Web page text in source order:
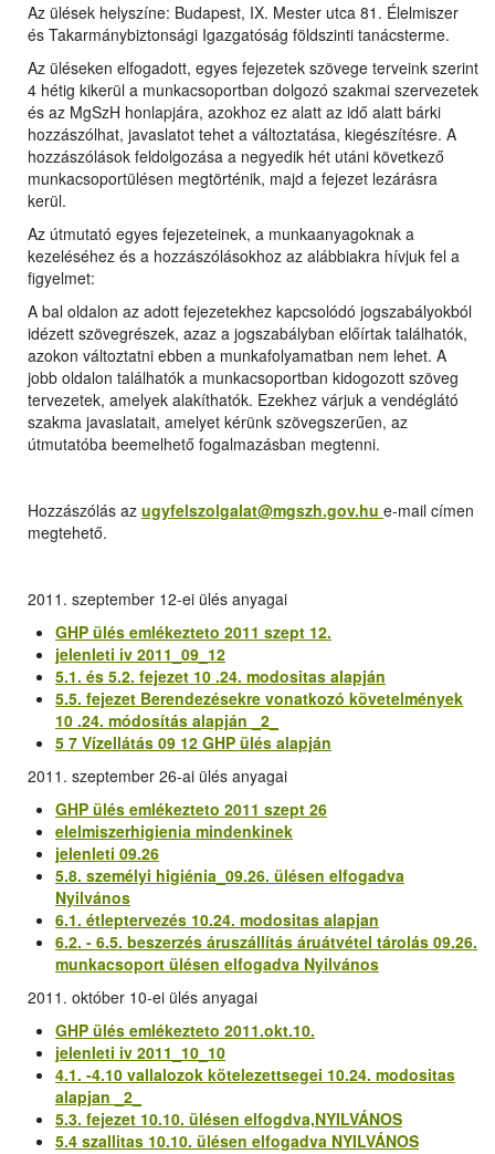
Az ülések helyszíne: Budapest, IX. Mester utca 81. Élelmiszer
és Takarmánybiztonsági Igazgatóság földszinti tanácsterme.
Az üléseken elfogadott, egyes fejezetek szövege terveink szerint
4 hétig kikerül a munkacsoportban dolgozó szakmai szervezetek
és az MgSzH honlapjára, azokhoz ez alatt az idő alatt bárki
hozzászólhat, javaslatot tehet a változtatása, kiegészítésre. A
hozzászólások feldolgozása a negyedik hét utáni következő
munkacsoportülésen megtörténik, majd a fejezet lezárásra
kerül.
Az útmutató egyes fejezeteinek, a munkaanyagoknak a
kezeléséhez és a hozzászólásokhoz az alábbiakra hívjuk fel a
figyelmet:
A bal oldalon az adott fejezetekhez kapcsolódó jogszabályokból
idézett szövegrészek, azaz a jogszabályban előírtak találhatók,
azokon változtatni ebben a munkafolyamatban nem lehet. A
jobb oldalon találhatók a munkacsoportban kidogozott szöveg
tervezetek, amelyek alakíthatók. Ezekhez várjuk a vendéglátó
szakma javaslatait, amelyet kérünk szövegszerűen, az
útmutatóba beemelhető fogalmazásban megtenni.
Hozzászólás az ugyfelszolgalat@mgszh.gov.hu e-mail címen
megtehető.
2011. szeptember 12-ei ülés anyagai
GHP ülés emlékezteto 2011 szept 12.
jelenleti iv 2011_09_12
5.1. és 5.2. fejezet 10 .24. modositas alapján
5.5. fejezet Berendezésekre vonatkozó követelmények
10 .24. módosítás alapján _2_
5 7 Vízellátás 09 12 GHP ülés alapján
2011. szeptember 26-ai ülés anyagai
GHP ülés emlékezteto 2011 szept 26
elelmiszerhigienia mindenkinek
jelenleti 09.26
5.8. személyi higiénia_09.26. ülésen elfogadva
Nyilvános
6.1. étleptervezés 10.24. modositas alapjan
6.2. - 6.5. beszerzés áruszállítás áruátvétel tárolás 09.26.
munkacsoport ülésen elfogadva Nyilvános
2011. október 10-ei ülés anyagai
GHP ülés emlékezteto 2011.okt.10.
jelenleti iv 2011_10_10
4.1. -4.10 vallalozok kötelezettsegei 10.24. modositas
alapjan _2_
5.3. fejezet 10.10. ülésen elfogdva,NYILVÁNOS
5.4 szallitas 10.10. ülésen elfogadva NYILVÁNOS